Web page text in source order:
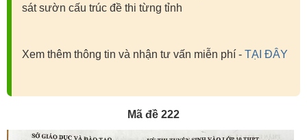
sát sườn cấu trúc đề thi từng tỉnh
Xem thêm thông tin và nhận tư vấn miễn phí - TẠI ĐÂY
Mã đề 222